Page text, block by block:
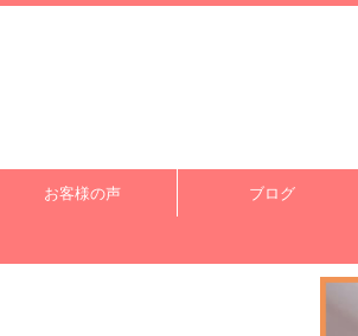
お客様の声 ブログ